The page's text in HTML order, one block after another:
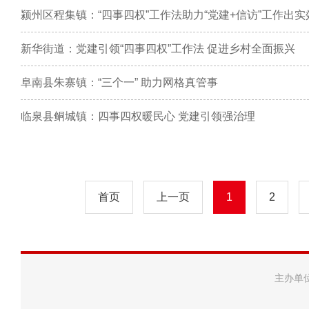
颍州区程集镇：“四事四权”工作法助力“党建+信访”工作出实
新华街道：党建引领“四事四权”工作法 促进乡村全面振兴
阜南县朱寨镇：“三个一” 助力网格真管事
临泉县鲖城镇：四事四权暖民心 党建引领强治理
首页 上一页 1 2
主办单